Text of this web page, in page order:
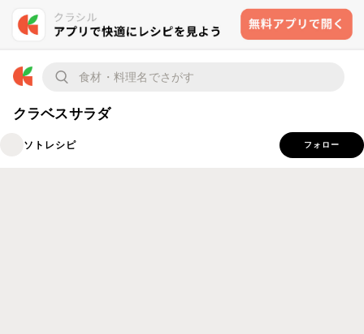
クラベスサラダ
ソトレシピ フォロー